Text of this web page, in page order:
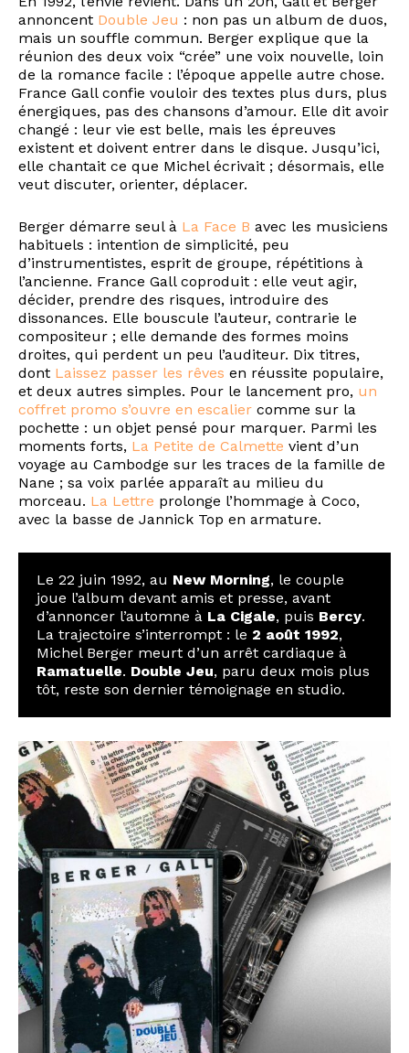
annoncent Double Jeu : non pas un album de duos,
mais un souffle commun. Berger explique que la
réunion des deux voix “crée” une voix nouvelle, loin
de la romance facile : l’époque appelle autre chose.
France Gall confie vouloir des textes plus durs, plus
énergiques, pas des chansons d’amour. Elle dit avoir
changé : leur vie est belle, mais les épreuves
existent et doivent entrer dans le disque. Jusqu’ici,
elle chantait ce que Michel écrivait ; désormais, elle
veut discuter, orienter, déplacer.
Berger démarre seul à La Face B avec les musiciens
habituels : intention de simplicité, peu
d’instrumentistes, esprit de groupe, répétitions à
l’ancienne. France Gall coproduit : elle veut agir,
décider, prendre des risques, introduire des
dissonances. Elle bouscule l’auteur, contrarie le
compositeur ; elle demande des formes moins
droites, qui perdent un peu l’auditeur. Dix titres,
dont Laissez passer les rêves en réussite populaire,
et deux autres simples. Pour le lancement pro, un
coffret promo s’ouvre en escalier comme sur la
pochette : un objet pensé pour marquer. Parmi les
moments forts, La Petite de Calmette vient d’un
voyage au Cambodge sur les traces de la famille de
Nane ; sa voix parlée apparaît au milieu du
morceau. La Lettre prolonge l’hommage à Coco,
avec la basse de Jannick Top en armature.
Le 22 juin 1992, au New Morning, le couple
joue l’album devant amis et presse, avant
d’annoncer l’automne à La Cigale, puis Bercy.
La trajectoire s’interrompt : le 2 août 1992,
Michel Berger meurt d’un arrêt cardiaque à
Ramatuelle. Double Jeu, paru deux mois plus
tôt, reste son dernier témoignage en studio.